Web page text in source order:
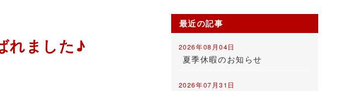
れました♪
最近の記事
2026年08月04日
夏季休暇のお知らせ
2026年07月31日